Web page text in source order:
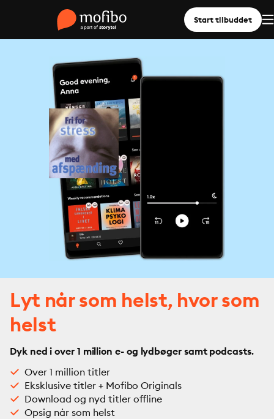
Start tilbuddet
Lyt når som helst, hvor som
helst
Dyk ned i over 1 million e- og lydbøger samt podcasts.
Over 1 million titler
Eksklusive titler + Mofibo Originals
Download og nyd titler offline
Opsig når som helst